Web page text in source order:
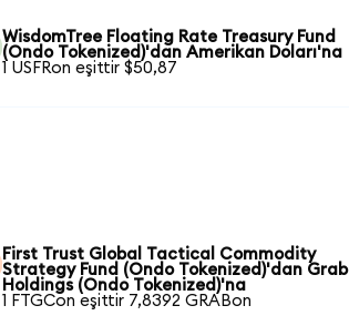
WisdomTree Floating Rate Treasury Fund
(Ondo Tokenized)'dan Amerikan Doları'na
1 USFRon eşittir $50,87
First Trust Global Tactical Commodity
Strategy Fund (Ondo Tokenized)'dan Grab
Holdings (Ondo Tokenized)'na
1 FTGCon eşittir 7,8392 GRABon